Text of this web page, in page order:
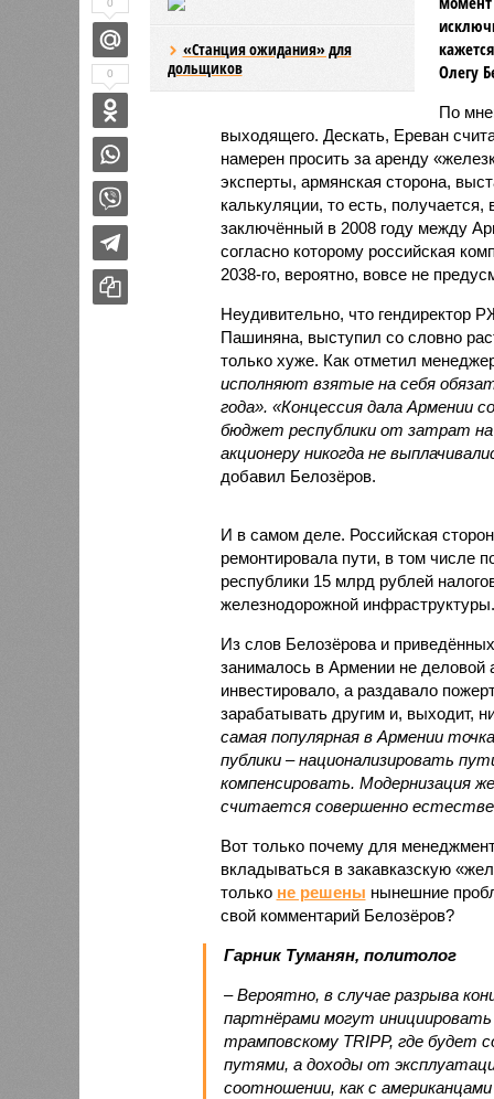
«Станция ожидания» для
дольщиков
Олегу
По
выходящего. Дескать, Ереван
намерен просить за аренду
эксперты, армянская сторона,
калькуляции, то есть,
заключённый в 2008 году между
согласно которому российская
2038-го, вероятно, вовсе не
Неудивительно, что гендиректор
Пашиняна, выступил со словно
только хуже. Как отметил
исполняют взятые на себя
года». «Концессия дала Армении
бюджет республики от затрат на
акционеру никогда не
добавил Белозёров.
И в самом деле. Российская
ремонтировала пути, в том числе
республики 15 млрд рублей
железнодорожной инфраструктуры.
Из слов Белозёрова и
занималось в Армении не деловой
инвестировало, а раздавало
зарабатывать другим и, выходит,
самая популярная в Армении
публики – национализировать
компенсировать. Модернизация
считается совершенно
Вот только почему для
вкладываться в закавказскую
только не решены нынешние
свой комментарий Белозёров?
Гарник Туманян, политолог
– Вероятно, в случае разрыва
партнёрами могут
трамповскому TRIPP, где будет
путями, а доходы от
соотношении, как с
0